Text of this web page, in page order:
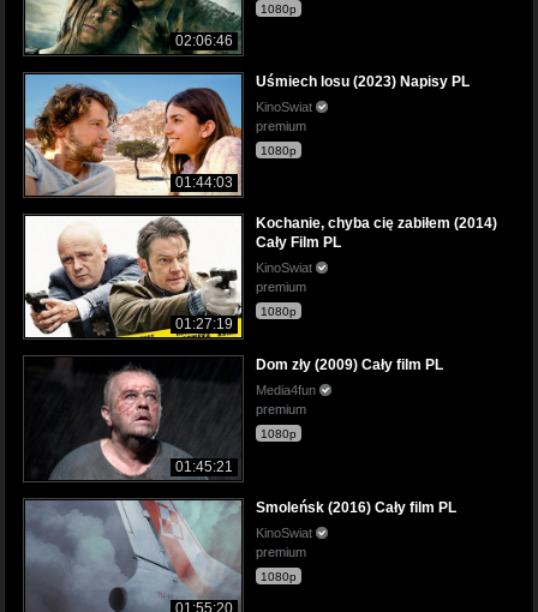
02:06:46
1080p
01:44:03
Uśmiech losu (2023) Napisy PL
KinoSwiat
premium
1080p
01:27:19
Kochanie, chyba cię zabiłem (2014)
Cały Film PL
KinoSwiat
premium
1080p
01:45:21
Dom zły (2009) Cały film PL
Media4fun
premium
1080p
01:55:20
Smoleńsk (2016) Cały film PL
KinoSwiat
premium
1080p